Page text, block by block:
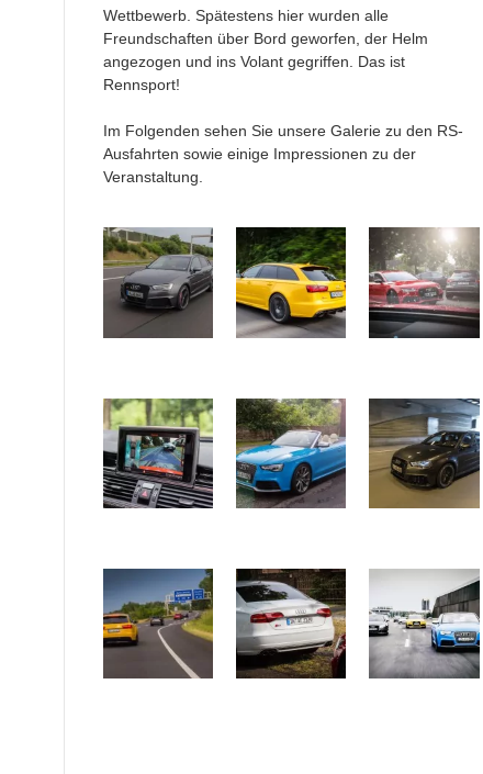
Wettbewerb. Spätestens hier wurden alle
Freundschaften über Bord geworfen, der Helm
angezogen und ins Volant gegriffen. Das ist
Rennsport!
Im Folgenden sehen Sie unsere Galerie zu den RS-
Ausfahrten sowie einige Impressionen zu der
Veranstaltung.